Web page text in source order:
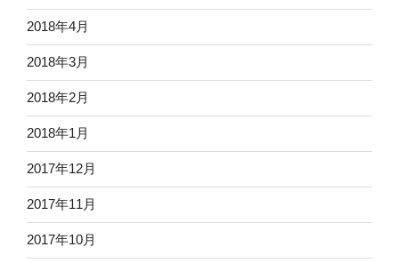
2018年4月
2018年3月
2018年2月
2018年1月
2017年12月
2017年11月
2017年10月